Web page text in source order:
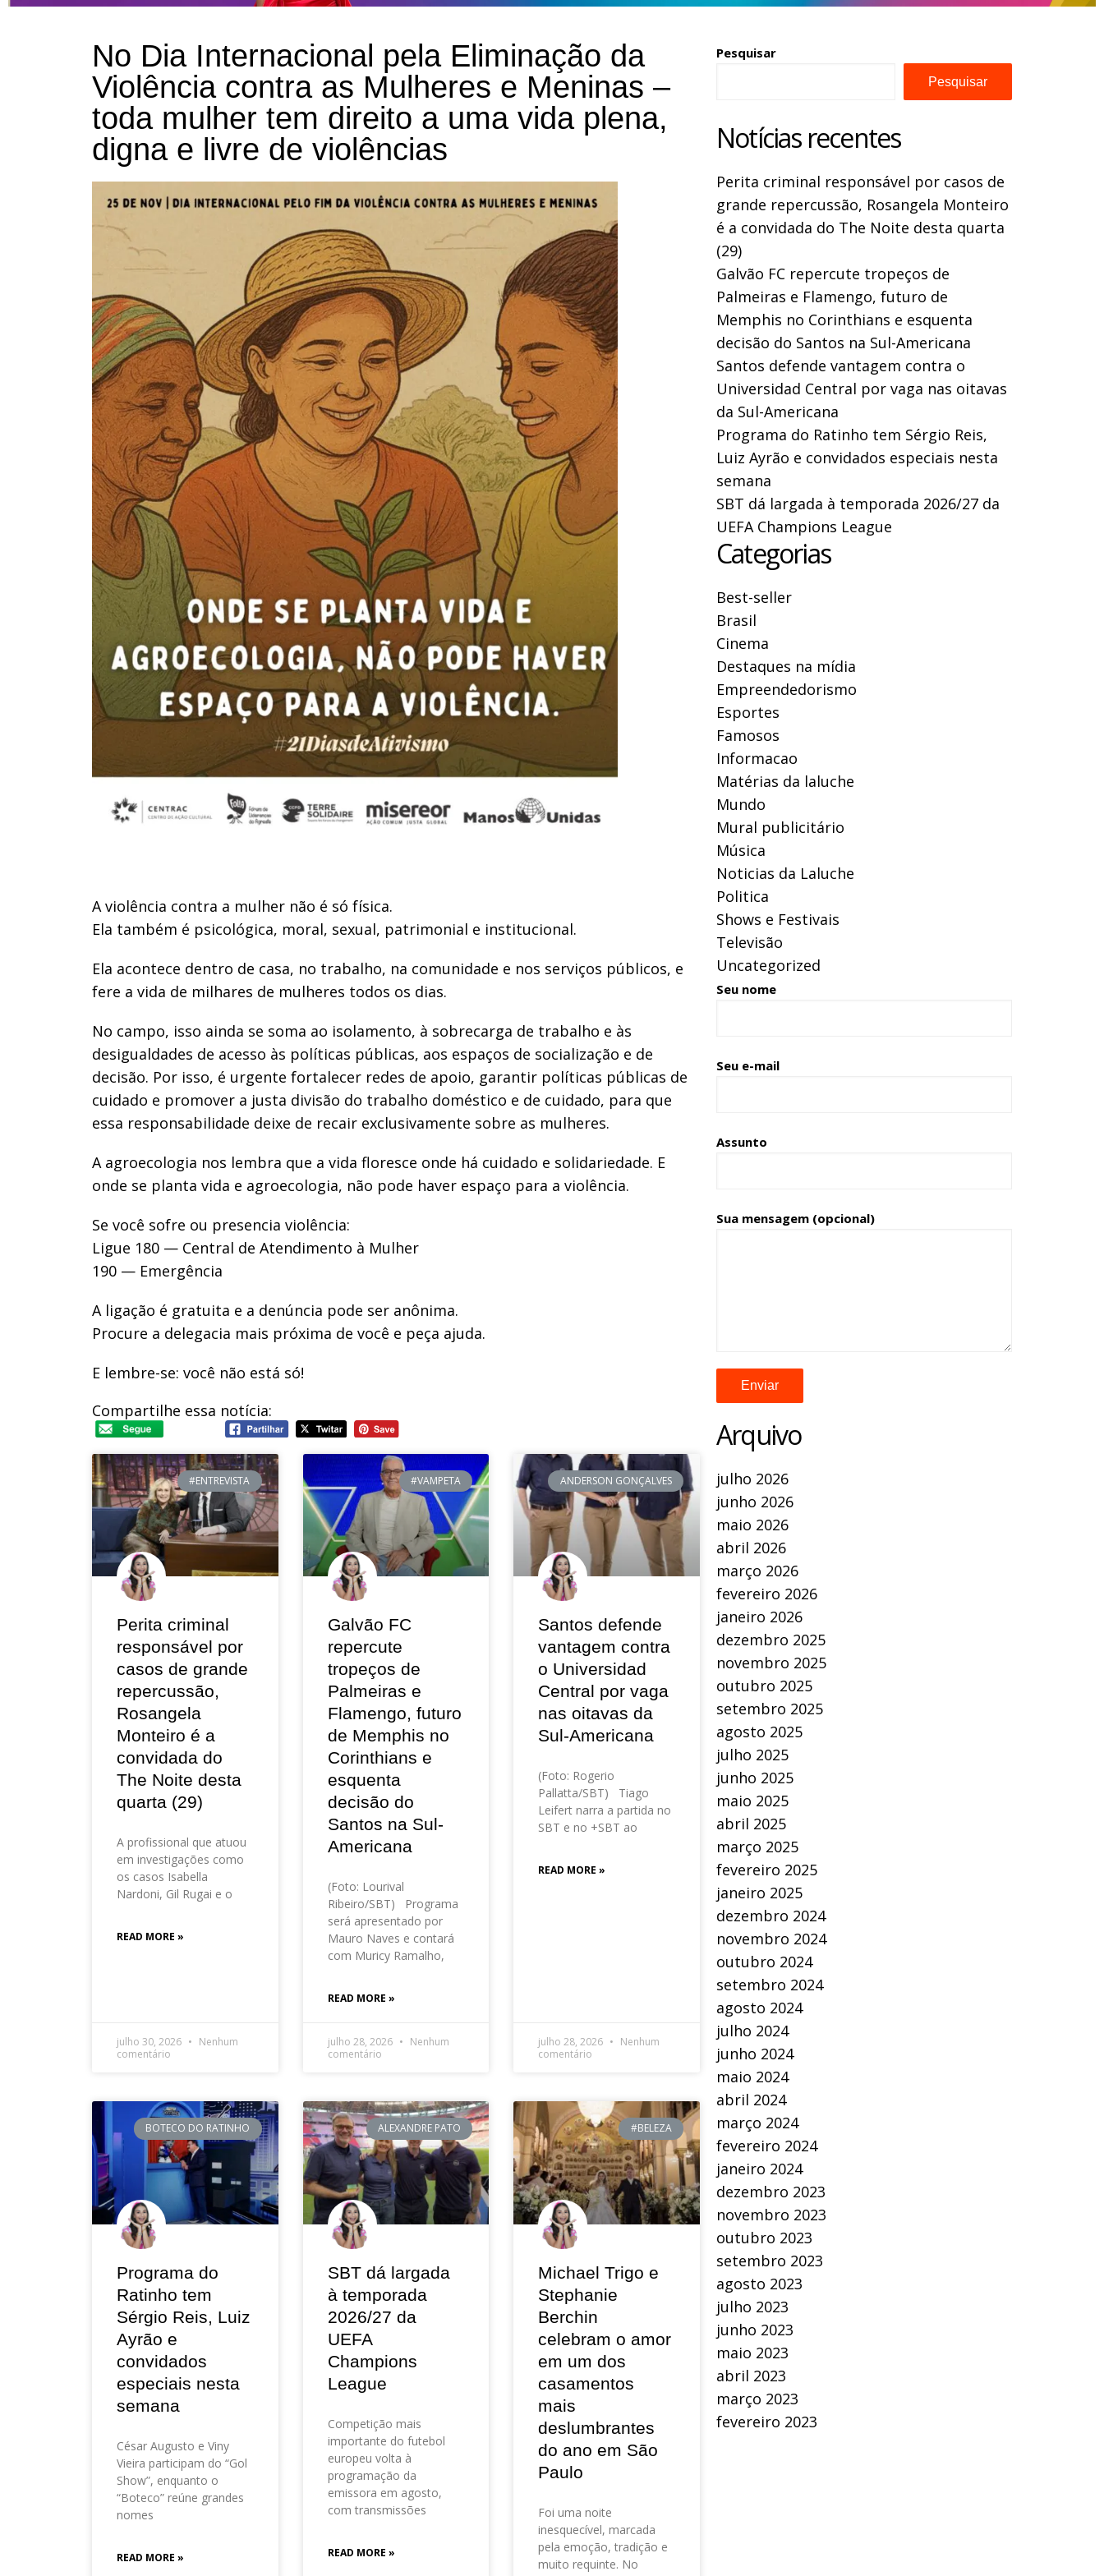
No Dia Internacional pela Eliminação da
Violência contra as Mulheres e Meninas –
toda mulher tem direito a uma vida plena,
digna e livre de violências
A violência contra a mulher não é só física.
Ela também é psicológica, moral, sexual, patrimonial e institucional.
Ela acontece dentro de casa, no trabalho, na comunidade e nos serviços públicos, e
fere a vida de milhares de mulheres todos os dias.
No campo, isso ainda se soma ao isolamento, à sobrecarga de trabalho e às
desigualdades de acesso às políticas públicas, aos espaços de socialização e de
decisão. Por isso, é urgente fortalecer redes de apoio, garantir políticas públicas de
cuidado e promover a justa divisão do trabalho doméstico e de cuidado, para que
essa responsabilidade deixe de recair exclusivamente sobre as mulheres.
A agroecologia nos lembra que a vida floresce onde há cuidado e solidariedade. E
onde se planta vida e agroecologia, não pode haver espaço para a violência.
Se você sofre ou presencia violência:
Ligue 180 — Central de Atendimento à Mulher
190 — Emergência
A ligação é gratuita e a denúncia pode ser anônima.
Procure a delegacia mais próxima de você e peça ajuda.
E lembre-se: você não está só!
Compartilhe essa notícia:
#ENTREVISTA
Perita criminal
responsável por
casos de grande
repercussão,
Rosangela
Monteiro é a
convidada do
The Noite desta
quarta (29)
A profissional que atuou
em investigações como
os casos Isabella
Nardoni, Gil Rugai e o
READ MORE »
julho 30, 2026
Nenhum
comentário
#VAMPETA
Galvão FC
repercute
tropeços de
Palmeiras e
Flamengo, futuro
de Memphis no
Corinthians e
esquenta
decisão do
Santos na Sul-
Americana
(Foto: Lourival
Ribeiro/SBT) Programa
será apresentado por
Mauro Naves e contará
com Muricy Ramalho,
READ MORE »
julho 28, 2026
Nenhum
comentário
ANDERSON GONÇALVES
Santos defende
vantagem contra
o Universidad
Central por vaga
nas oitavas da
Sul-Americana
(Foto: Rogerio
Pallatta/SBT) Tiago
Leifert narra a partida no
SBT e no +SBT ao
READ MORE »
julho 28, 2026
Nenhum
comentário
BOTECO DO RATINHO
Programa do
Ratinho tem
Sérgio Reis, Luiz
Ayrão e
convidados
especiais nesta
semana
César Augusto e Viny
Vieira participam do “Gol
Show”, enquanto o
“Boteco” reúne grandes
nomes
READ MORE »
ALEXANDRE PATO
SBT dá largada
à temporada
2026/27 da
UEFA
Champions
League
Competição mais
importante do futebol
europeu volta à
programação da
emissora em agosto,
com transmissões
READ MORE »
#BELEZA
Michael Trigo e
Stephanie
Berchin
celebram o amor
em um dos
casamentos
mais
deslumbrantes
do ano em São
Paulo
Foi uma noite
inesquecível, marcada
pela emoção, tradição e
muito requinte. No
Pesquisar
Pesquisar
Notícias recentes
Perita criminal responsável por casos de
grande repercussão, Rosangela Monteiro
é a convidada do The Noite desta quarta
(29)
Galvão FC repercute tropeços de
Palmeiras e Flamengo, futuro de
Memphis no Corinthians e esquenta
decisão do Santos na Sul-Americana
Santos defende vantagem contra o
Universidad Central por vaga nas oitavas
da Sul-Americana
Programa do Ratinho tem Sérgio Reis,
Luiz Ayrão e convidados especiais nesta
semana
SBT dá largada à temporada 2026/27 da
UEFA Champions League
Categorias
Best-seller
Brasil
Cinema
Destaques na mídia
Empreendedorismo
Esportes
Famosos
Informacao
Matérias da laluche
Mundo
Mural publicitário
Música
Noticias da Laluche
Politica
Shows e Festivais
Televisão
Uncategorized
Seu nome
Seu e-mail
Assunto
Sua mensagem (opcional)
Arquivo
julho 2026
junho 2026
maio 2026
abril 2026
março 2026
fevereiro 2026
janeiro 2026
dezembro 2025
novembro 2025
outubro 2025
setembro 2025
agosto 2025
julho 2025
junho 2025
maio 2025
abril 2025
março 2025
fevereiro 2025
janeiro 2025
dezembro 2024
novembro 2024
outubro 2024
setembro 2024
agosto 2024
julho 2024
junho 2024
maio 2024
abril 2024
março 2024
fevereiro 2024
janeiro 2024
dezembro 2023
novembro 2023
outubro 2023
setembro 2023
agosto 2023
julho 2023
junho 2023
maio 2023
abril 2023
março 2023
fevereiro 2023